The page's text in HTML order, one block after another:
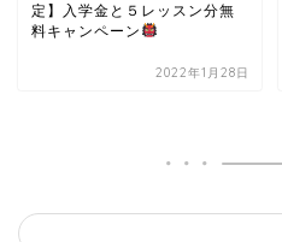
定】入学金と５レッスン分無
料キャンペーン
2022年1月28日